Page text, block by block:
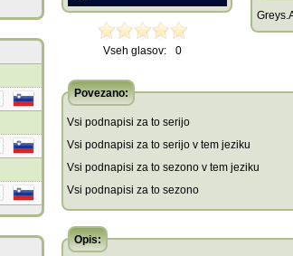
Vseh glasov: 0
Povezano:
Vsi podnapisi za to serijo
Vsi podnapisi za to serijo v tem jeziku
Vsi podnapisi za to sezono v tem jeziku
Vsi podnapisi za to sezono
Opis: